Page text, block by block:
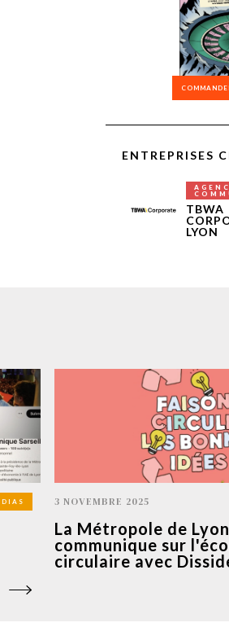
ENTREPRISES
TBWA
LYON
3 NOVEMBRE 2025
La Métropole de Lyon
communique sur
circulaire avec